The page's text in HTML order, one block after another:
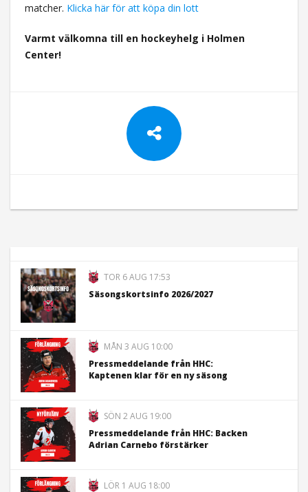
matcher. Klicka här för att köpa din lott
Varmt välkomna till en hockeyhelg i Holmen
Center!
TOR 6 AUG 17:53
Säsongskortsinfo 2026/2027
MÅN 3 AUG 10:00
Pressmeddelande från HHC:
Kaptenen klar för en ny säsong
SÖN 2 AUG 19:00
Pressmeddelande från HHC: Backen
Adrian Carnebo förstärker
LÖR 1 AUG 18:00